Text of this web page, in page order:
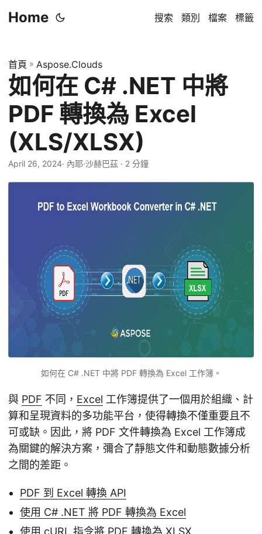
Home 搜索 類別 檔案 標籤
首頁 » Aspose.Clouds
如何在 C# .NET 中將
PDF 轉換為 Excel
(XLS/XLSX)
April 26, 2024· 內耶·沙赫巴茲 · 2 分鐘
如何在 C# .NET 中將 PDF 轉換為 Excel 工作簿。
與 PDF 不同， Excel 工作簿提供了一個用於組織、計
算和呈現資料的多功能平台，使得轉換不僅重要且不
可或缺。因此，將 PDF 文件轉換為 Excel 工作簿成
為關鍵的解決方案，彌合了靜態文件和動態數據分析
之間的差距。
PDF 到 Excel 轉換 API
使用 C# .NET 將 PDF 轉換為 Excel
使用 cURL 指令將 PDF 轉換為 XLSX